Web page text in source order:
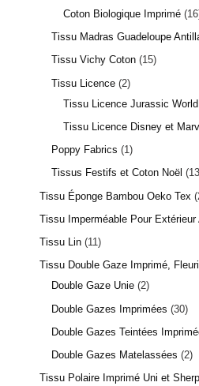
Coton Biologique Imprimé 16
Tissu Madras Guadeloupe
Tissu Vichy Coton 15
Tissu Licence 2
Tissu Licence Jurassic World
Tissu Licence Disney et
Poppy Fabrics
1
Tissus Festifs et Coton Noël
13
Tissu Éponge Bambou Oeko Tex
Tissu Imperméable Pour Extérieur
Tissu Lin 11
Tissu Double Gaze Imprimé,
Double Gaze Unie 2
Double Gazes Imprimées 30
Double Gazes Teintées
Double Gazes Matelassées 2
Tissu Polaire Imprimé Uni et